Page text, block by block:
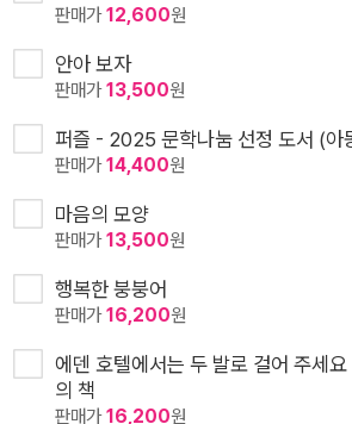
판매가12,600원
안아 보자
판매가13,500원
퍼즐 - 2025 문학나눔 선정 도서 (아
판매가14,400원
마음의 모양
판매가13,500원
행복한 붕붕어
판매가16,200원
에덴 호텔에서는 두 발로 걸어 주세
의 책
판매가16,200원